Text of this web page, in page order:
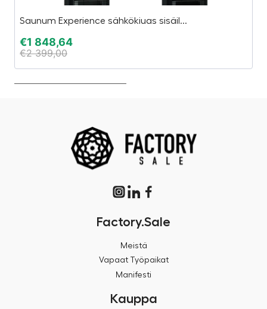
Saunum Experience sähkökiuas sisäil...
€1 848,64
€2 399,00
Factory.Sale
Meistä
Vapaat Työpaikat
Manifesti
Kauppa